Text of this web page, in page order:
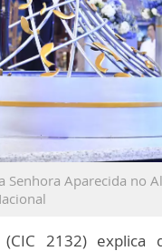
Senhora Aparecida no
(CIC 2132) explica